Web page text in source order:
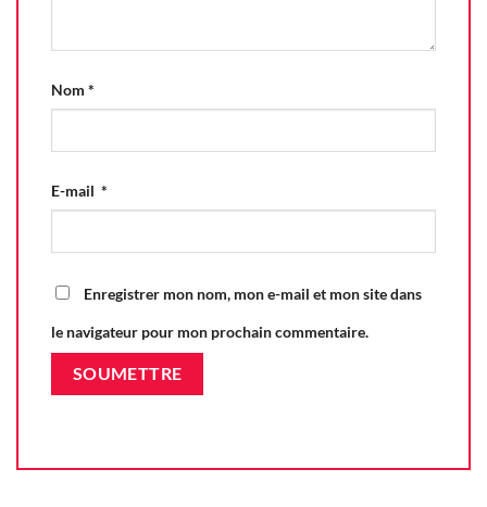
Nom *
E-mail *
Enregistrer mon nom, mon e-mail et mon site dans
le navigateur pour mon prochain commentaire.